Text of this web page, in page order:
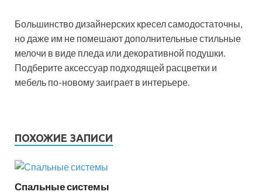
Большинство дизайнерских кресел самодостаточны,
но даже им не помешают дополнительные стильные
мелочи в виде пледа или декоративной подушки.
Подберите аксессуар подходящей расцветки и
мебель по-новому заиграет в интерьере.
ПОХОЖИЕ ЗАПИСИ
Спальные системы